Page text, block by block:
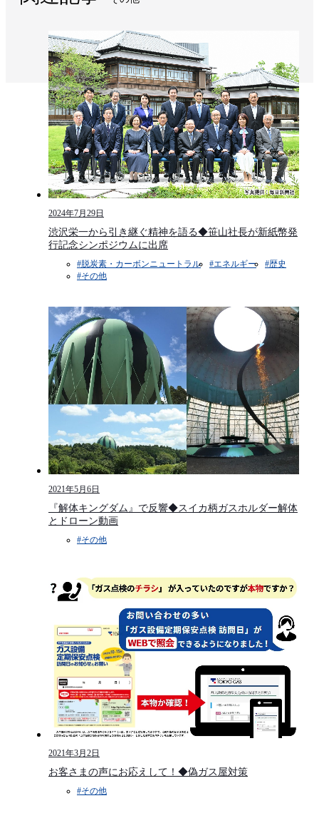
2024年7月29日
渋沢栄一から引き継ぐ精神を語る◆笹山社長が新紙幣発
行記念シンポジウムに出席
#脱炭素・カーボンニュートラル #エネルギー
#歴史
#その他
2021年5月6日
『解体キングダム』で反響◆スイカ柄ガスホルダー解体
とドローン動画
#その他
2021年3月2日
お客さまの声にお応えして！◆偽ガス屋対策
#その他